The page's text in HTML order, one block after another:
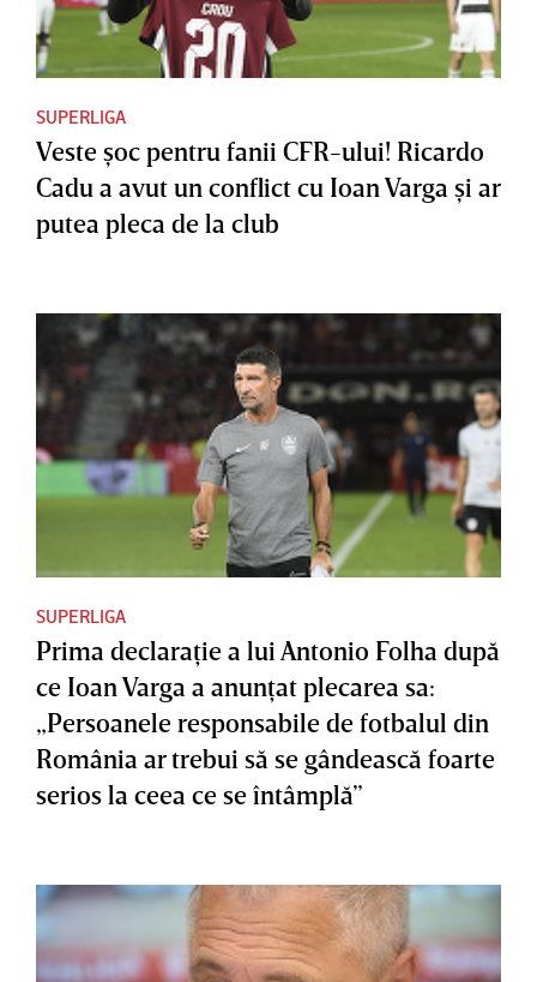
SUPERLIGA
Veste şoc pentru fanii CFR-ului! Ricardo
Cadu a avut un conflict cu Ioan Varga şi ar
putea pleca de la club
SUPERLIGA
Prima declaraţie a lui Antonio Folha după
ce Ioan Varga a anunţat plecarea sa:
„Persoanele responsabile de fotbalul din
România ar trebui să se gândească foarte
serios la ceea ce se întâmplă”